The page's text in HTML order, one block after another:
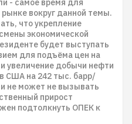
- самое время для
вокруг данной темы.
что укрепление
экономической
будет выступать
для подъёма цен на
увеличение добычи нефти
США на 242 тыс. барр/
не может не вызывать
прирост
подтолкнуть ОПЕК к